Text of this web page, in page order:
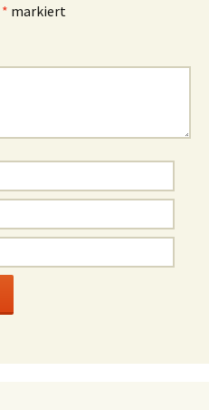
* markiert